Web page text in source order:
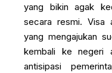
yang bikin agak
secara resmi. Visa
yang mengajukan
kembali ke negeri
antisipasi